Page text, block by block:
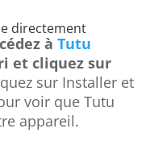
directement
àTutu
et cliquez sur
sur Installer et
voir que Tutu
appareil.